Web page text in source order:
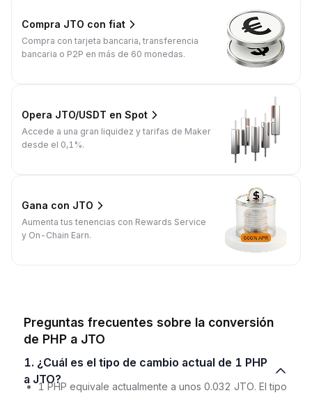
Compra JTO con fiat
Compra con tarjeta bancaria, transferencia
bancaria o P2P en más de 60 monedas.
Opera JTO/USDT en Spot
Accede a una gran liquidez y tarifas de Maker
desde el 0,1%.
Gana con JTO
Aumenta tus tenencias con Rewards Service
y On-Chain Earn.
Preguntas frecuentes sobre la conversión
de PHP a JTO
1. ¿Cuál es el tipo de cambio actual de 1 PHP
a JTO?
1 PHP equivale actualmente a unos 0.032 JTO. El tipo